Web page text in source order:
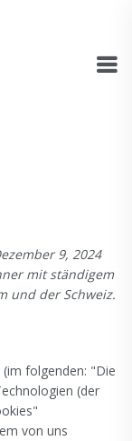
9, 2024
mit ständigem
und der Schweiz.
(im folgenden: "Die
(der
von uns